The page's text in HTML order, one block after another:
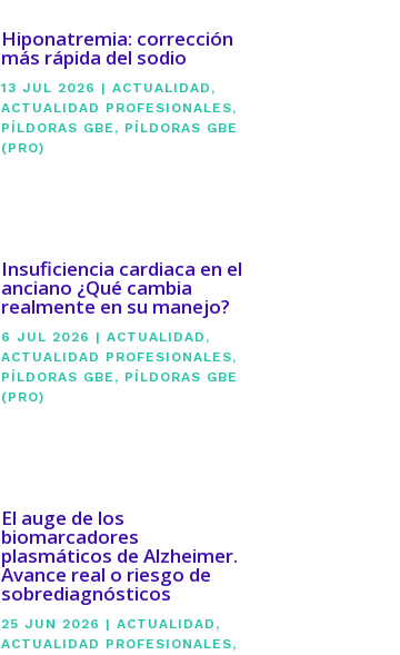
Hiponatremia: corrección
más rápida del sodio
13 JUL 2026 |ACTUALIDAD ,
ACTUALIDAD PROFESIONALES,
PÍLDORAS GBE , PÍLDORAS GBE
(PRO)
Insuficiencia cardiaca en el
anciano ¿Qué cambia
realmente en su manejo?
6 JUL 2026 |ACTUALIDAD ,
ACTUALIDAD PROFESIONALES,
PÍLDORAS GBE , PÍLDORAS GBE
(PRO)
El auge de los
biomarcadores
plasmáticos de Alzheimer.
Avance real o riesgo de
sobrediagnósticos
25 JUN 2026 |ACTUALIDAD ,
ACTUALIDAD PROFESIONALES,